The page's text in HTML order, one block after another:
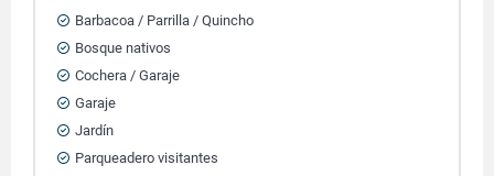
Barbacoa / Parrilla / Quincho
Bosque nativos
Cochera / Garaje
Garaje
Jardín
Parqueadero visitantes